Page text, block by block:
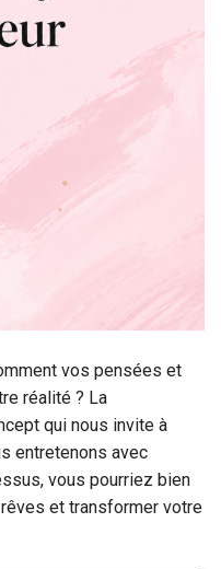
vos pensées et
réalité ? La
qui nous invite à
entretenons avec
vous pourriez bien
et transformer votre